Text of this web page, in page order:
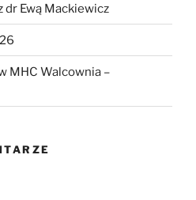
dr Ewą Mackiewicz
MHC Walcownia –